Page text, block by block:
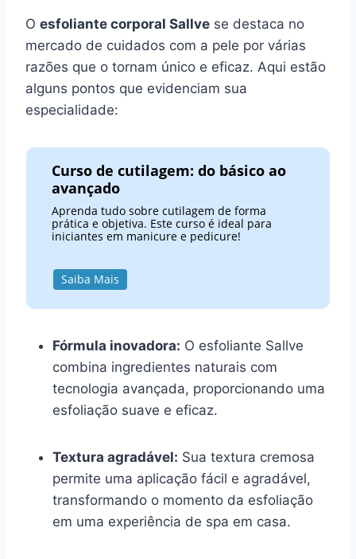
O esfoliante corporal Sallve se destaca no
mercado de cuidados com a pele por várias
razões que o tornam único e eficaz. Aqui estão
alguns pontos que evidenciam sua
especialidade:
Curso de cutilagem: do básico ao
avançado
Aprenda tudo sobre cutilagem de forma
prática e objetiva. Este curso é ideal para
iniciantes em manicure e pedicure!
Saiba Mais
Fórmula inovadora: O esfoliante Sallve
combina ingredientes naturais com
tecnologia avançada, proporcionando uma
esfoliação suave e eficaz.
Textura agradável: Sua textura cremosa
permite uma aplicação fácil e agradável,
transformando o momento da esfoliação
em uma experiência de spa em casa.